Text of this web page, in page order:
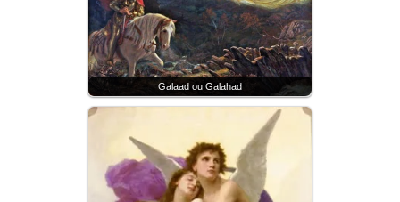
Galaad ou Galahad